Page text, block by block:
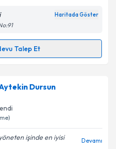
Haritada Göster
Talep Et
için randevu takvimi talebi
randevu almanız için bir
e-posta ile bilgilendireceğiz.
Dursun
işinde en iyisi
Devamı